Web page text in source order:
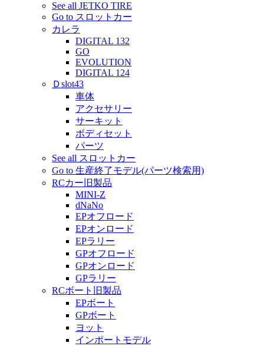
See all JETKO TIRE
Go to スロットカー
カレラ
DIGITAL 132
GO
EVOLUTION
DIGITAL 124
Ｄslot43
車体
アクセサリー
サーキット
ボディセット
パーツ
See all スロットカー
Go to 生産終了モデル(パーツ検索用)
RCカー旧製品
MINI-Z
dNaNo
EPオフロード
EPオンロード
EPラリー
GPオフロード
GPオンロード
GPラリー
RCボート旧製品
EPボート
GPボート
ヨット
インポートモデル